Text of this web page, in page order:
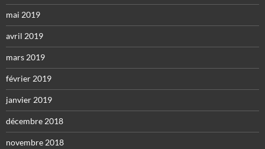
mai 2019
avril 2019
mars 2019
février 2019
janvier 2019
décembre 2018
novembre 2018